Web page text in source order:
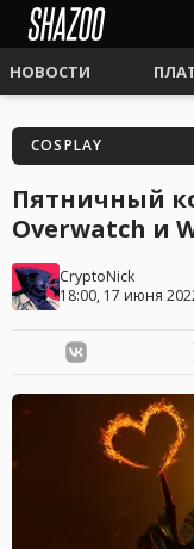
НОВОСТИ
COSPLAY
Пятничный
Overwatch и
CryptoNick
18:00, 17 июня